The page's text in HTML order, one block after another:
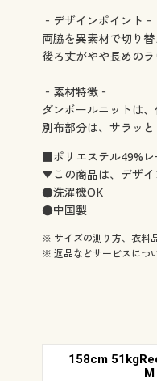
‐デザインポイント‐
両脇を異素材で切り替
後ろ丈がやや長めの
‐素材特徴‐
ダンボールニットは
別布部分は、サラッ
■ポリエステル49%レ
▼この商品は、デザイ
●洗濯機OK
●中国製
※ サイズの測り方、衣料
※ 返品などサービスにつ
158cm
M